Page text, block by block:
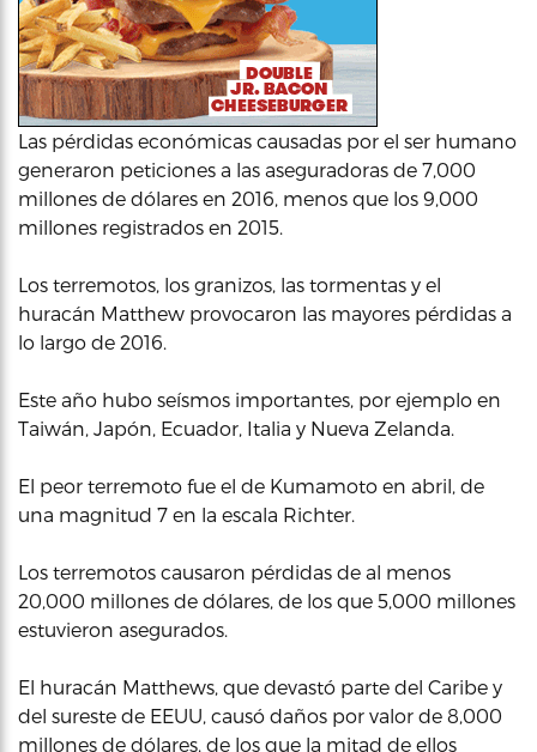
Las pérdidas económicas causadas por el ser humano
generaron peticiones a las aseguradoras de 7,000
millones de dólares en 2016, menos que los 9,000
millones registrados en 2015.
Los terremotos, los granizos, las tormentas y el
huracán Matthew provocaron las mayores pérdidas a
lo largo de 2016.
Este año hubo seísmos importantes, por ejemplo en
Taiwán, Japón, Ecuador, Italia y Nueva Zelanda.
El peor terremoto fue el de Kumamoto en abril, de
una magnitud 7 en la escala Richter.
Los terremotos causaron pérdidas de al menos
20,000 millones de dólares, de los que 5,000 millones
estuvieron asegurados.
El huracán Matthews, que devastó parte del Caribe y
del sureste de EEUU, causó daños por valor de 8,000
millones de dólares, de los que la mitad de ellos